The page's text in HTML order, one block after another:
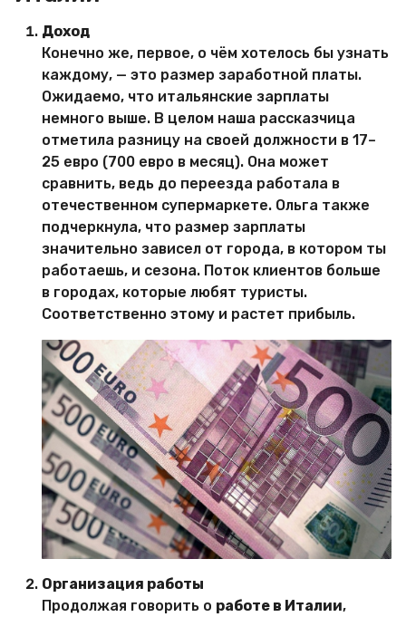
Доход
Конечно же, первое, о чём хотелось бы узнать
каждому, — это размер заработной платы.
Ожидаемо, что итальянские зарплаты
немного выше. В целом наша рассказчица
отметила разницу на своей должности в 17–
25 евро (700 евро в месяц). Она может
сравнить, ведь до переезда работала в
отечественном супермаркете. Ольга также
подчеркнула, что размер зарплаты
значительно зависел от города, в котором ты
работаешь, и сезона. Поток клиентов больше
в городах, которые любят туристы.
Соответственно этому и растет прибыль.
Организация работы
Продолжая говорить о работе в Италии,